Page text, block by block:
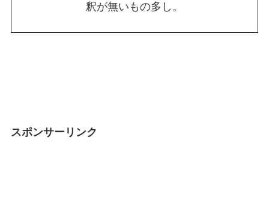
釈が無いもの多し。
スポンサーリンク